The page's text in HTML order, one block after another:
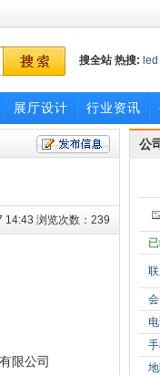
搜全站 热搜: led
展厅设计 行业资讯
14:43 浏览次数：239
限公司
公